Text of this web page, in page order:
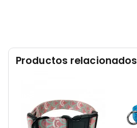
Productos relacionados